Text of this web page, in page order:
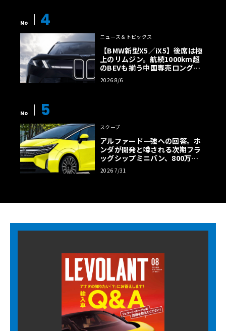
No 4
ニュース＆トピックス
【BMW新型X5／iX5】後席は極
上のリムジン。航続1000km超
のBEVも揃う中国専売ロング仕
様の全貌
2026 8/6
No 5
スクープ
アルファード一強への回答。ホ
ンダが開発と噂される次期フラ
ッグシップミニバン、800万円
超の勝算【予想CG】
2026 7/31